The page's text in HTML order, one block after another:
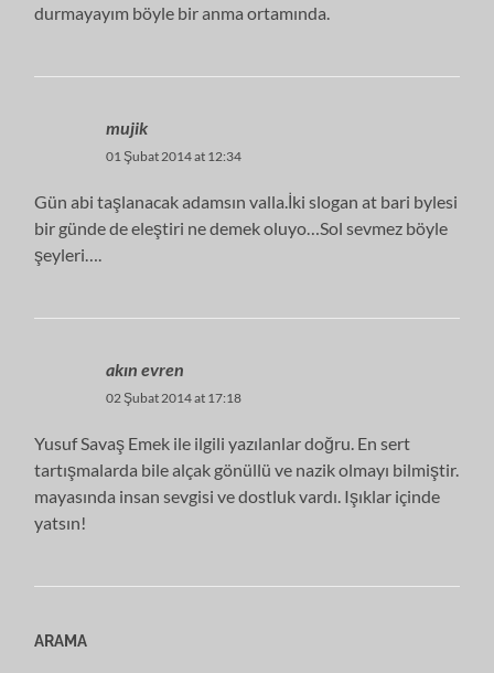
durmayayım böyle bir anma ortamında.
mujik
01 Şubat 2014 at 12:34
Gün abi taşlanacak adamsın valla.İki slogan at bari bylesi
bir günde de eleştiri ne demek oluyo…Sol sevmez böyle
şeyleri….
akın evren
02 Şubat 2014 at 17:18
Yusuf Savaş Emek ile ilgili yazılanlar doğru. En sert
tartışmalarda bile alçak gönüllü ve nazik olmayı bilmiştir.
mayasında insan sevgisi ve dostluk vardı. Işıklar içinde
yatsın!
ARAMA